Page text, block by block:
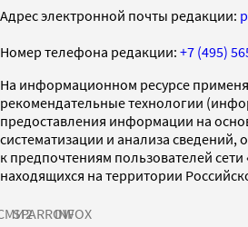
Адрес электронной почты редакции:
Номер телефона редакции: +7 (495)
На информационном ресурсе
рекомендательные технологии
предоставления информации на
систематизации и анализа сведений,
к предпочтениям пользователей сети
находящихся на территории
SPARROWINFOX